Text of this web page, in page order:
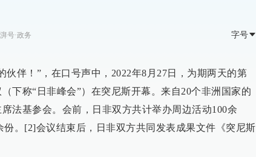
号·政务 字号
伙伴！”，在口号声中，2022年8月27日，为期两天的第
下称“日非峰会”）在突尼斯开幕。来自20个非洲国家的
法基参会。会前，日非双方共计举办周边活动100余
份。[2]会议结束后，日非双方共同发表成果文件《突尼斯